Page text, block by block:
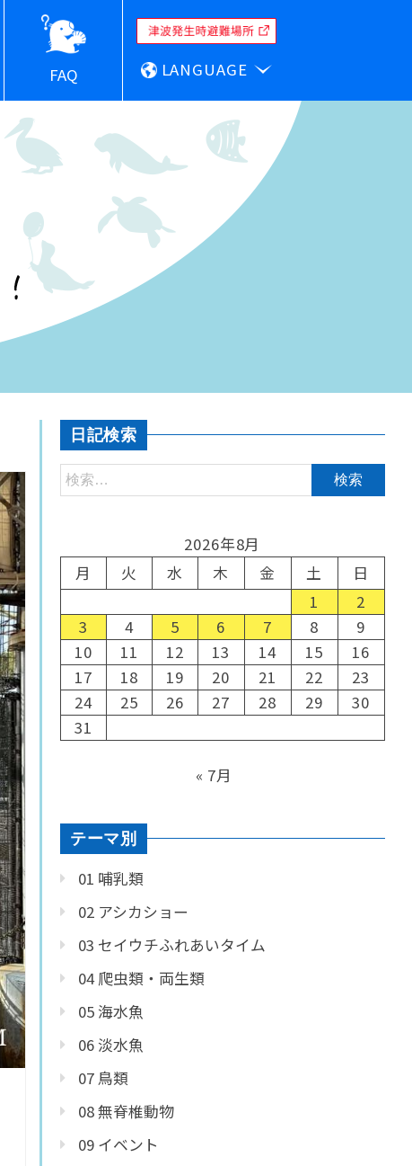
FAQ LANGUAGE
日記検索
2026年8月
月
火 水 木 金 土
日
1
2
3
4 5 6 7 8
9
10
11 12 13 14 15
16
17
18 19 20 21 22
23
24
25 26 27 28 29
30
31
« 7月
テーマ別
01 哺乳類
02 アシカショー
03 セイウチふれあいタイム
04 爬虫類・両生類
05 海水魚
06 淡水魚
07 鳥類
08 無脊椎動物
09 イベント